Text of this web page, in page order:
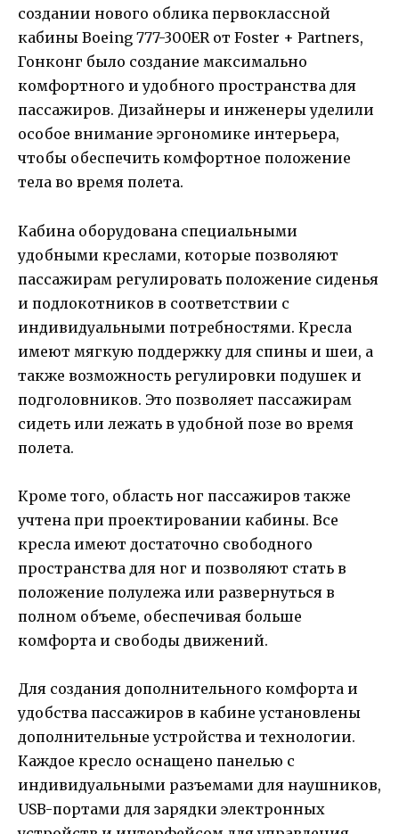
создании нового облика первоклассной
кабины Boeing 777-300ER от Foster + Partners,
Гонконг было создание максимально
комфортного и удобного пространства для
пассажиров. Дизайнеры и инженеры уделили
особое внимание эргономике интерьера,
чтобы обеспечить комфортное положение
тела во время полета.
Кабина оборудована специальными
удобными креслами, которые позволяют
пассажирам регулировать положение сиденья
и подлокотников в соответствии с
индивидуальными потребностями. Кресла
имеют мягкую поддержку для спины и шеи, а
также возможность регулировки подушек и
подголовников. Это позволяет пассажирам
сидеть или лежать в удобной позе во время
полета.
Кроме того, область ног пассажиров также
учтена при проектировании кабины. Все
кресла имеют достаточно свободного
пространства для ног и позволяют стать в
положение полулежа или развернуться в
полном объеме, обеспечивая больше
комфорта и свободы движений.
Для создания дополнительного комфорта и
удобства пассажиров в кабине установлены
дополнительные устройства и технологии.
Каждое кресло оснащено панелью с
индивидуальными разъемами для наушников,
USB-портами для зарядки электронных